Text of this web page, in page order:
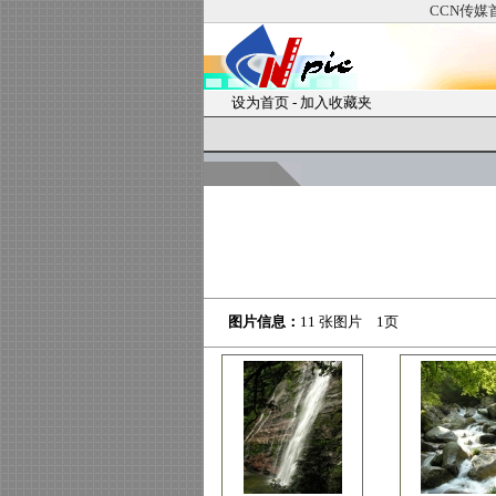
CCN传媒
设为首页 - 加入收藏夹
图片信息： 11 张图片 1页